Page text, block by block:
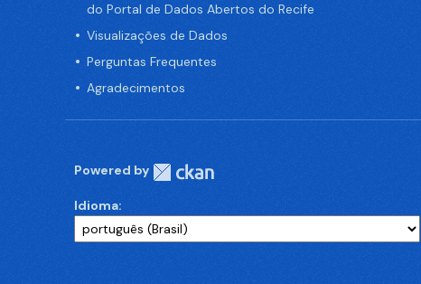
do Portal de Dados Abertos do Recife
Visualizações de Dados
Perguntas Frequentes
Agradecimentos
Powered by
Idioma